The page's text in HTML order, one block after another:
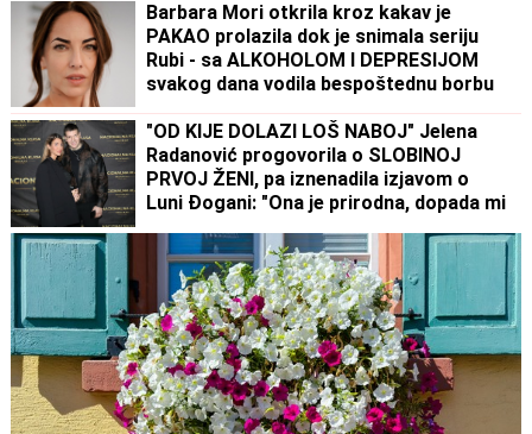
Barbara Mori otkrila kroz kakav je
PAKAO prolazila dok je snimala seriju
Rubi - sa ALKOHOLOM I DEPRESIJOM
svakog dana vodila bespoštednu borbu
"OD KIJE DOLAZI LOŠ NABOJ" Jelena
Radanović progovorila o SLOBINOJ
PRVOJ ŽENI, pa iznenadila izjavom o
Luni Đogani: "Ona je prirodna, dopada mi